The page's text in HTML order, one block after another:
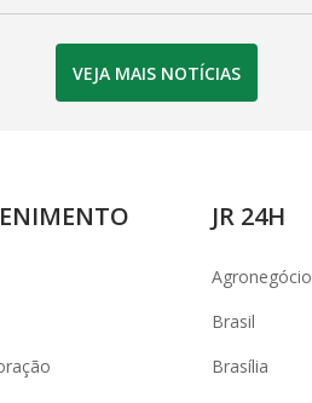
VEJA MAIS NOTÍCIAS
JR 24H
Agronegócio
Brasil
Brasília